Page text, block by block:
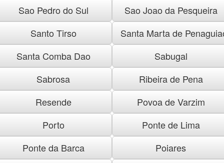
Sao Pedro do Sul
Sao Joao da Pesqueira
Santo Tirso
Santa Marta de
Santa Comba Dao
Sabugal
Sabrosa
Ribeira de Pena
Resende
Povoa de Varzim
Porto
Ponte de Lima
Ponte da Barca
Poiares